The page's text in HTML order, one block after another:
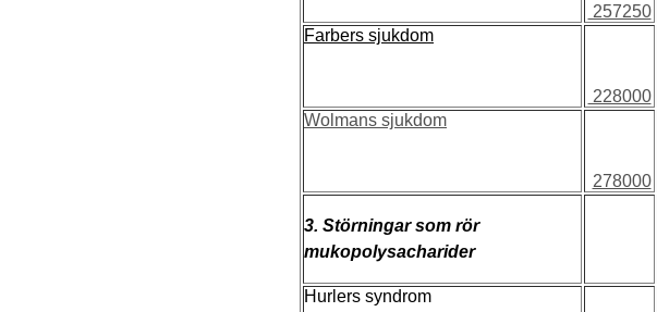
257250
Farbers sjukdom
228000
Wolmans sjukdom
278000
3. Störningar som rör
mukopolysacharider
Hurlers syndrom